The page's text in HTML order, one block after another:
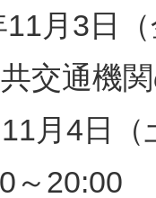
月3日
交通機
月4日（
～20:00